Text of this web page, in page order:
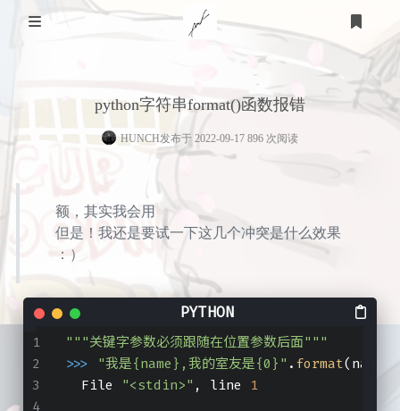
友链
技术知识
计算机
STEAM
明日方舟
皇室战争
体育
羽毛球
篮球
教育
心理
时间规划
语言
衣
食
时光轴
小学
艺术
留言板
登录
python字符串format()函数报错
HUNCH发布于 2022-09-17 896 次阅读
额，其实我会用
但是！我还是要试一下这几个冲突是什么效果
：）
"""关键字参数必须跟随在位置参数后面"""
>>>
"我是{name},我的室友是{0}" . format(name=
  File
"<stdin>" , line
1